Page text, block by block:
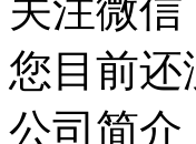
关注微
您目前还
公司简介